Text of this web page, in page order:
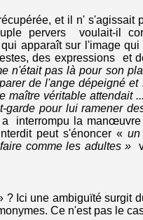
et il n' s'agissait
pervers voulait-il
apparaît sur l'image
des expressions et
n'était pas là pour son
de l'ange dépeigné
maître véritable attendait
pour lui ramener
a interrompu la
peut s'énoncer « un
comme les adultes »
? Ici une ambiguïté surgit
Ce n'est pas le